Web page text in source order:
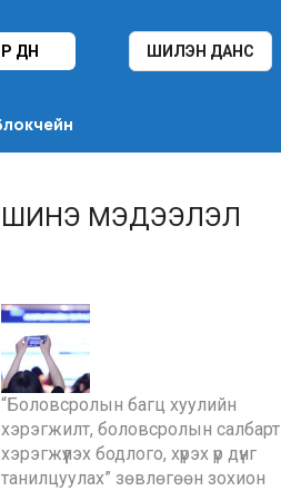
ДҮН ШИЛЭН ДАНС
ШИНЭ МЭДЭЭЛЭЛ
“Боловсролын багц хуулийн
хэрэгжилт, боловсролын салбарт
хэрэгжүүлэх бодлого, хүрэх үр дүнг
танилцуулах” зөвлөгөөн зохион